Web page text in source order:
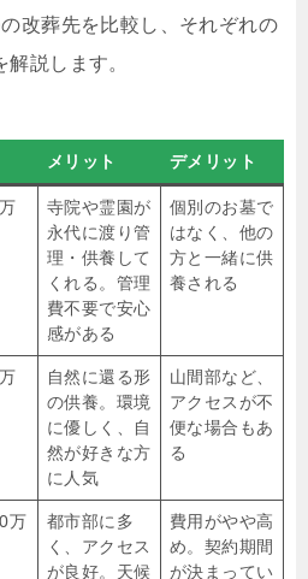
改葬先を比較し、それぞれの
説します。
メリット デメリット
寺院や霊園が
永代に渡り管
理・供養して
くれる。管理
費不要で安心
感がある
個別のお墓で
はなく、他の
方と一緒に供
養される
自然に還る形
の供養。環境
に優しく、自
然が好きな方
に人気
山間部など、
アクセスが不
便な場合もあ
る
万
都市部に多
く、アクセス
が良好。天候
費用がやや高
め。契約期間
が決まってい